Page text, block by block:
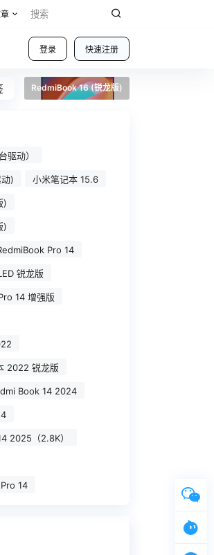
登录 快速注册
RedmiBook 16 (锐龙版)
驱动）
) 小米笔记本 15.6
)
)
Pro 14
锐龙版
14 增强版
2022 锐龙版
Book 14 2024
2025（2.8K）
14